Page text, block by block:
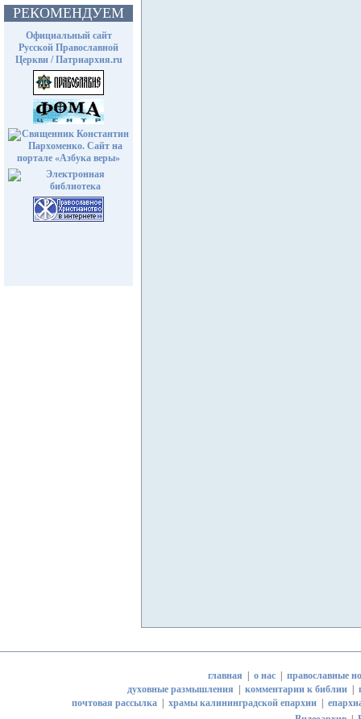
РЕКОМЕНДУЕМ
Официальный сайт
Русской Православной
Церкви / Патриархия.ru
главная о нас| православные
духовные размышления
комментарии к библии
почтовая рассылка| храмы калининградской епархии|